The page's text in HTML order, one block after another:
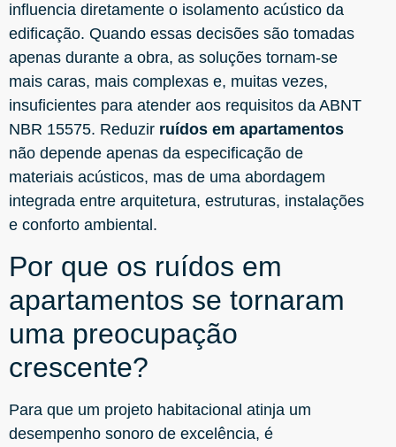
influencia diretamente o isolamento acústico da
edificação. Quando essas decisões são tomadas
apenas durante a obra, as soluções tornam-se
mais caras, mais complexas e, muitas vezes,
insuficientes para atender aos requisitos da ABNT
NBR 15575. Reduzir ruídos em apartamentos
não depende apenas da especificação de
materiais acústicos, mas de uma abordagem
integrada entre arquitetura, estruturas, instalações
e conforto ambiental.
Por que os ruídos em
apartamentos se tornaram
uma preocupação
crescente?
Para que um projeto habitacional atinja um
desempenho sonoro de excelência, é